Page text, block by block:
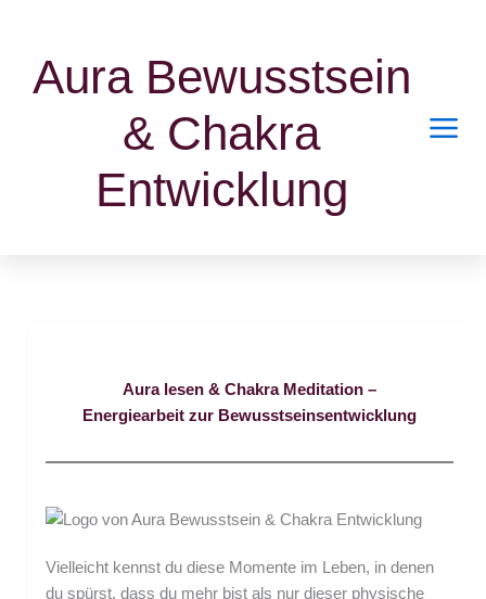
springenAura Bewusstsein
& Chakra
Entwicklung
Aura lesen & Chakra Meditation –
Energiearbeit zur Bewusstseinsentwicklung
Vielleicht kennst du diese Momente im Leben, in denen
du spürst, dass du mehr bist als nur dieser physische